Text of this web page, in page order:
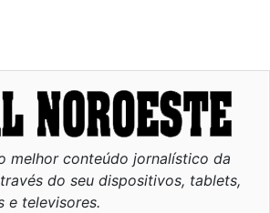
melhor conteúdo jornalístico da
do seu dispositivos, tablets,
e televisores.